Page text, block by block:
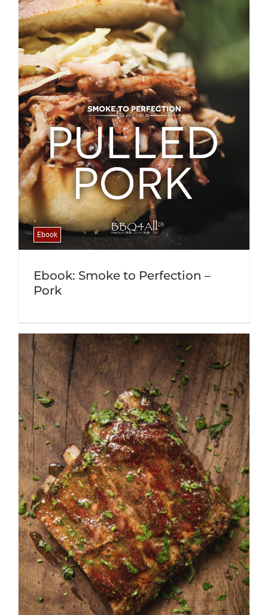
Ebook: Smoke to Perfection –
Pork
Ebook